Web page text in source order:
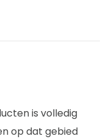
is volledig
op dat gebied